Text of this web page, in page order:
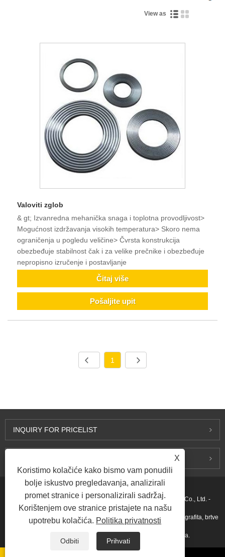
View as
Valoviti zglob
& gt; Izvanredna mehanička snaga i toplotna provodljivost>
Mogućnost izdržavanja visokih temperatura> Skoro nema
ograničenja u pogledu veličine> Čvrsta konstrukcija
obezbeđuje stabilnost čak i za velike prečnike i obezbeđuje
nepropisno izručenje i postavljanje
Čitaj više
Pošaljite upit
1
INQUIRY FOR PRICELIST
Autorsko pravo © 2015-2026 Ningbo Kaxite Sealing Materials Co., Ltd. -
Zaptivke sa spiralnim namotavanjem, zaptivke od ekspandiranog grafita, brtve
za prstenaste spojeve, PTFE brtve - Sva prava pridržana.
X
Koristimo kolačiće kako bismo vam ponudili
bolje iskustvo pregledavanja, analizirali
promet stranice i personalizirali sadržaj.
Korištenjem ove stranice pristajete na našu
upotrebu kolačića. Politika privatnosti
Odbiti Prihvati